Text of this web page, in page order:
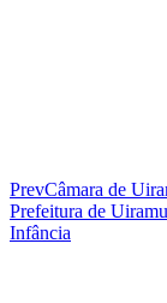
PrevCâmara de
Prefeitura de
Infância